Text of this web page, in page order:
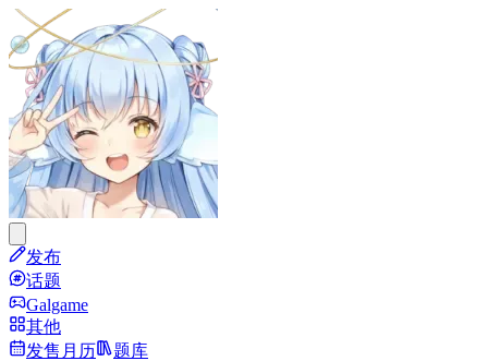
发布
话题
Galgame
其他
发售月历
题库